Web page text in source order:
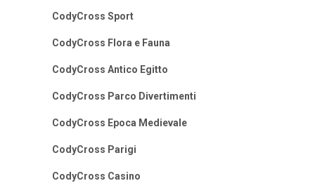
CodyCross Sport
CodyCross Flora e Fauna
CodyCross Antico Egitto
CodyCross Parco Divertimenti
CodyCross Epoca Medievale
CodyCross Parigi
CodyCross Casino